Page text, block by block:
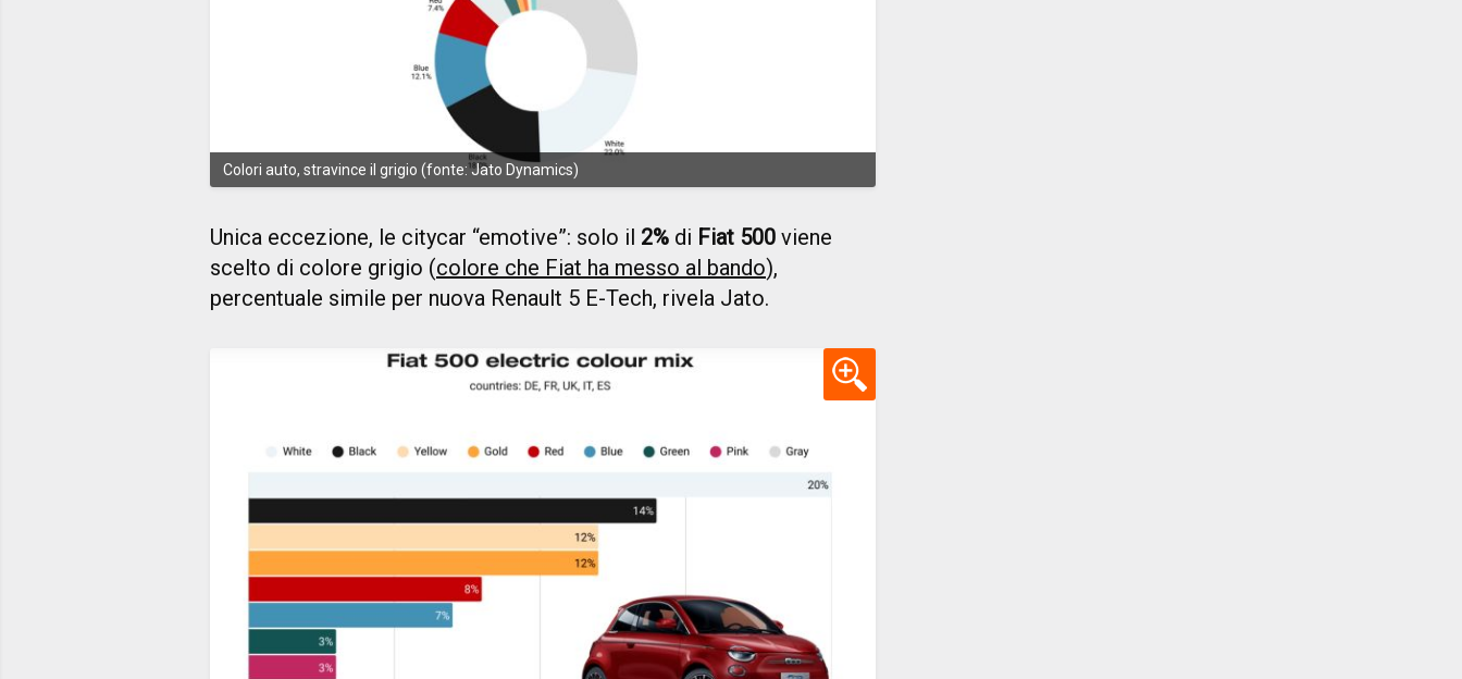
Colori auto, stravince il grigio (fonte: Jato Dynamics)
Unica eccezione, le citycar “emotive”: solo il 2% di Fiat 500 viene
scelto di colore grigio (colore che Fiat ha messo al bando),
percentuale simile per nuova Renault 5 E-Tech, rivela Jato.